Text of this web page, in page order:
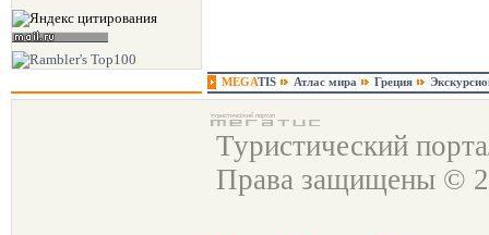
MEGATIS Атлас мира Греция
Туристический
Права защищены ©